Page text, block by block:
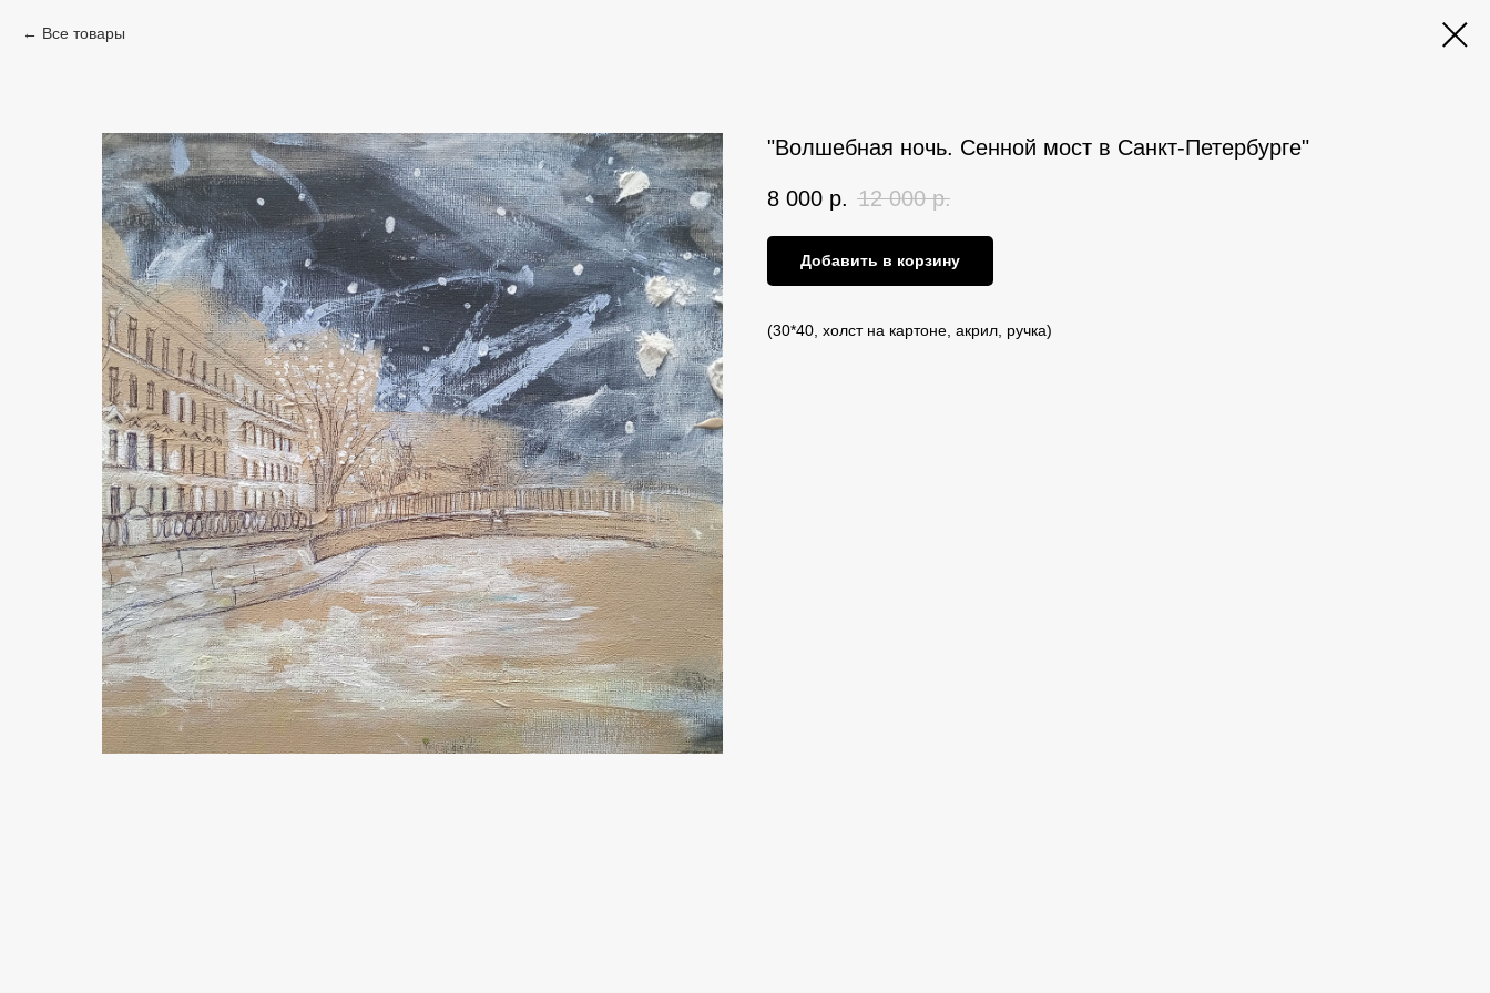
Все товары
"Волшебная ночь. Сенной мост в Санкт-Петербурге"
8 000 р. 12 000 р.
Добавить в корзину
(30*40, холст на картоне, акрил, ручка)